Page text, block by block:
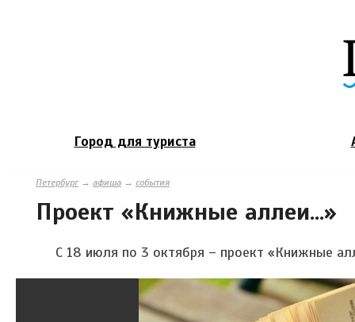
Город для туриста
Петербург→ афиша → события
Проект «Книжные аллеи...»
С 18 июля по 3 октября – проект «Книжные